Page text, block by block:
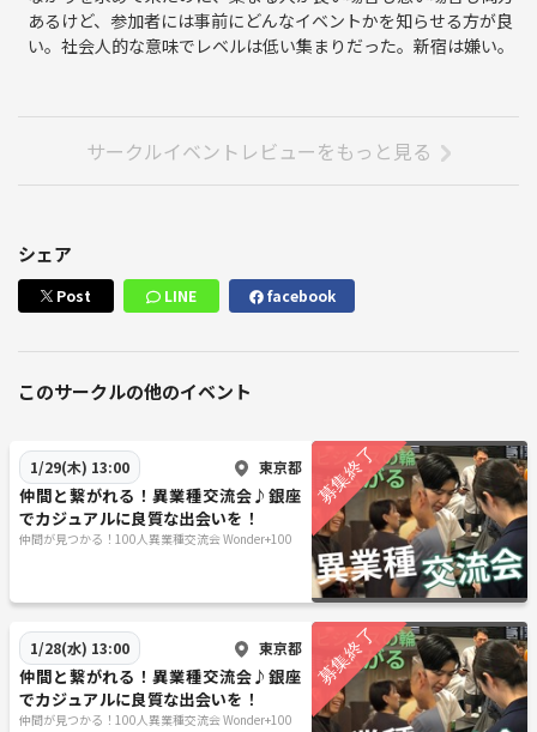
◆新時代が始まる！
に起因するGDPの低下、年金問題、そしてインフレ、慢性的なエネルギ
ー不足、食料自給率、災害リスクなど暗い将来の見通ししかできない日
本ですが、アイディアやチャレンジ精神から生まれるビジネスの成功は
諸問題とは無縁です。一歩踏み出す勇気と、仲間やチームがあれば「新
しできるように当日は座席を用意して皆様をお待ちしております。
◆イベント詳細
開催日程 ： 平日月曜日～金曜日（お休みの日も有ります）
所要時間 ： 60-70分ほど
受付時間 ： 開始時間の10分前です
会場 ： WhiteKeyGINZA（ホワイトキー銀座）
領収書 ： 発行できます
服装 ： 自由
申込 ： 予約制
進行方法 ： 着席＋立席式のハイブリット交流会
◆アクセス
あるけど、参加者には事前にどんなイベントかを知らせる方が良
い。社会人的な意味でレベルは低い集まりだった。新宿は嫌い。
サークルイベントレビューをもっと見る
シェア
Post LINE facebook
このサークルの他のイベント
1/29(木) 13:00 東京都
仲間と繋がれる！異業種交流会♪銀座
でカジュアルに良質な出会いを！
仲間が見つかる！100人異業種交流会 Wonder+100
1/28(水) 13:00 東京都
仲間と繋がれる！異業種交流会♪銀座
でカジュアルに良質な出会いを！
仲間が見つかる！100人異業種交流会 Wonder+100